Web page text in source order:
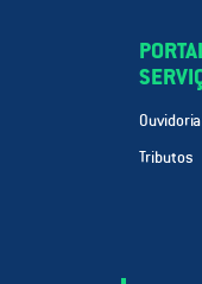
Ouvidoria
Tributos